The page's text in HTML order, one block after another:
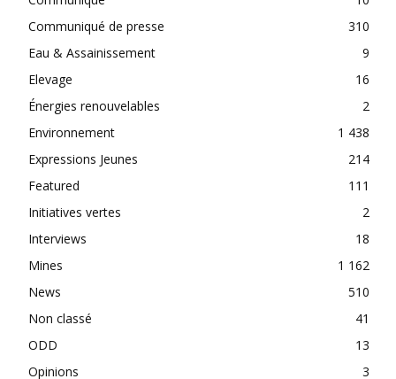
Communiqué de presse
310
Eau & Assainissement
9
Elevage
16
Énergies renouvelables
2
Environnement
1 438
Expressions Jeunes
214
Featured
111
Initiatives vertes
2
Interviews
18
Mines
1 162
News
510
Non classé
41
ODD
13
Opinions
3